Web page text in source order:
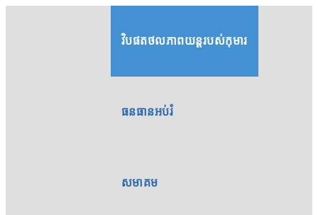
វិបផតថលភាពយន្តរបស់កុមារ
ធនធានអប់រំ
សមាគម